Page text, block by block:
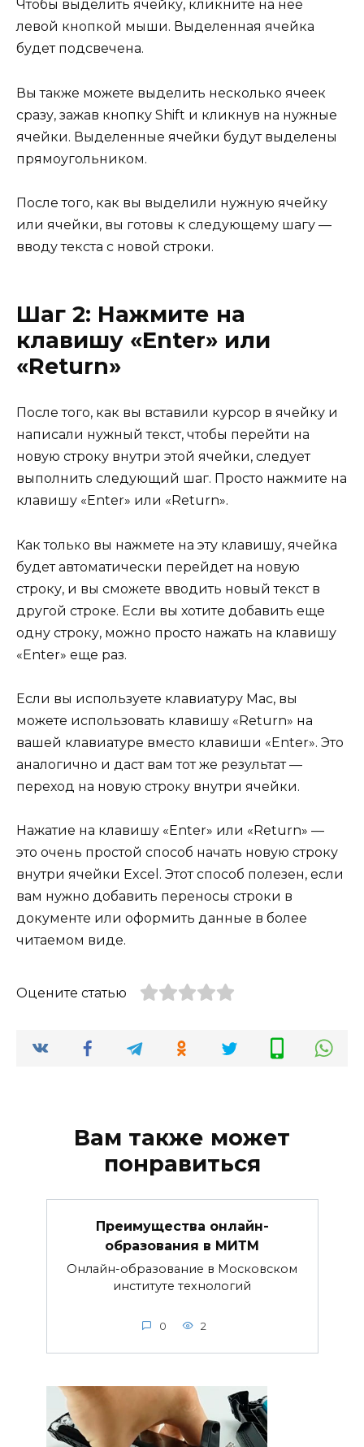
Чтобы выделить ячейку, кликните на неё
левой кнопкой мыши. Выделенная ячейка
будет подсвечена.
Вы также можете выделить несколько ячеек
сразу, зажав кнопку Shift и кликнув на нужные
ячейки. Выделенные ячейки будут выделены
прямоугольником.
После того, как вы выделили нужную ячейку
или ячейки, вы готовы к следующему шагу —
вводу текста с новой строки.
Шаг 2: Нажмите на
клавишу «Enter» или
«Return»
После того, как вы вставили курсор в ячейку и
написали нужный текст, чтобы перейти на
новую строку внутри этой ячейки, следует
выполнить следующий шаг. Просто нажмите на
клавишу «Enter» или «Return».
Как только вы нажмете на эту клавишу, ячейка
будет автоматически перейдет на новую
строку, и вы сможете вводить новый текст в
другой строке. Если вы хотите добавить еще
одну строку, можно просто нажать на клавишу
«Enter» еще раз.
Если вы используете клавиатуру Mac, вы
можете использовать клавишу «Return» на
вашей клавиатуре вместо клавиши «Enter». Это
аналогично и даст вам тот же результат —
переход на новую строку внутри ячейки.
Нажатие на клавишу «Enter» или «Return» —
это очень простой способ начать новую строку
внутри ячейки Excel. Этот способ полезен, если
вам нужно добавить переносы строки в
документе или оформить данные в более
читаемом виде.
Оцените статью
Вам также может
понравиться
Преимущества онлайн-
образования в МИТМ
Онлайн-образование в Московском
институте технологий
0 2